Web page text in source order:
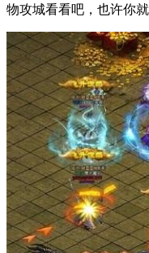
物攻城看看吧，也许你